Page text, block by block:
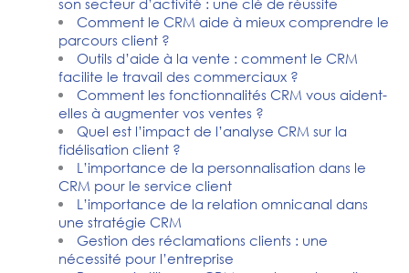
son secteur d’activité : une clé de réussite
Comment le CRM aide à mieux comprendre le
parcours client ?
Outils d’aide à la vente : comment le CRM
facilite le travail des commerciaux ?
Comment les fonctionnalités CRM vous aident-
elles à augmenter vos ventes ?
Quel est l’impact de l’analyse CRM sur la
fidélisation client ?
L’importance de la personnalisation dans le
CRM pour le service client
L’importance de la relation omnicanal dans
une stratégie CRM
Gestion des réclamations clients : une
nécessité pour l’entreprise